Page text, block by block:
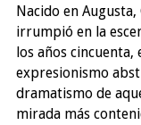
Nacido en
irrumpió en la
los años
expresionismo
dramatismo de
mirada más